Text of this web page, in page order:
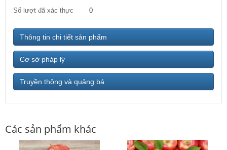
Số lượt đã xác thực
0
Thông tin chi tiết sản phẩm
Cơ sở pháp lý
Truyền thông và quảng bá
Các sản phẩm khác